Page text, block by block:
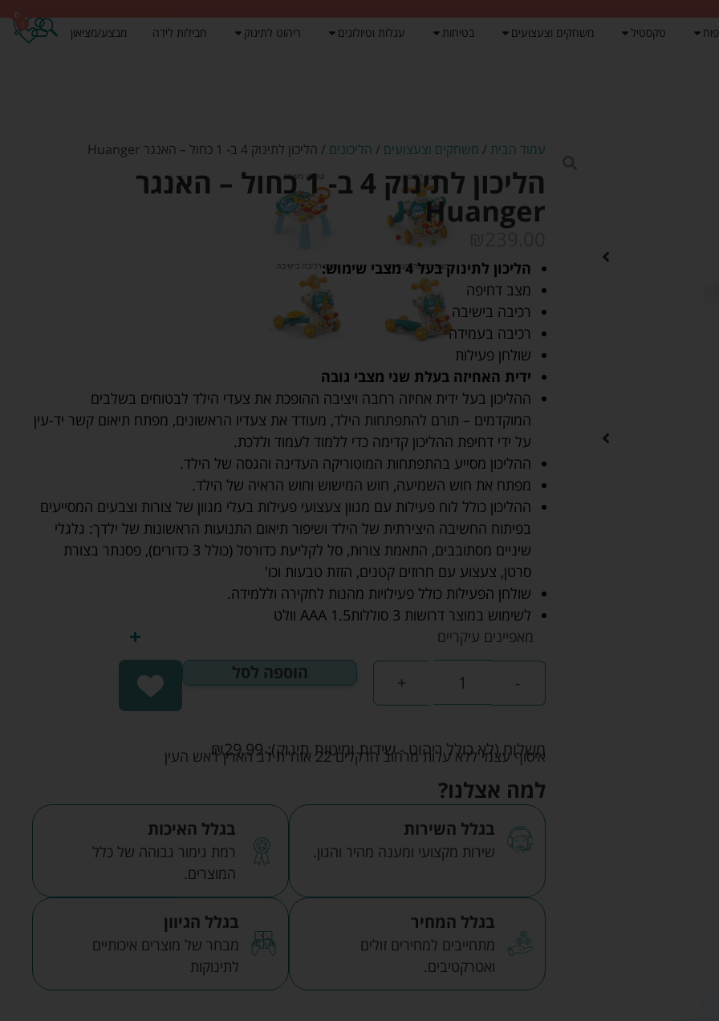
טקסטיל משחקים וצעצועים בטיחות עגלות וטיולונים ריהוט לתינוק חבילות לידה מבצע/מציאון
0
עמוד הבית / משחקים וצעצועים / הליכונים / הליכון לתינוק 4 ב- 1 כחול – האנגר Huanger
הליכון לתינוק 4 ב- 1 כחול – האנגר
Huanger
הליכון לתינוק בעל 4 מצבי שימוש:
מצב דחיפה
רכיבה בישיבה
רכיבה בעמידה
שולחן פעילות
ידית האחיזה בעלת שני מצבי גובה
ההליכון בעל ידית אחיזה רחבה ויציבה ההופכת את צעדי הילד לבטוחים בשלבים
המוקדמים – תורם להתפתחות הילד, מעודד את צעדיו הראשונים, מפתח תיאום קשר יד-עין
על ידי דחיפת ההליכון קדימה כדי ללמוד לעמוד וללכת.
ההליכון מסייע בהתפתחות המוטוריקה העדינה והגסה של הילד.
מפתח את חוש השמיעה, חוש המישוש וחוש הראיה של הילד.
ההליכון כולל לוח פעילות עם מגוון צעצועי פעילות בעלי מגוון של צורות וצבעים המסייעים
בפיתוח החשיבה היצירתית של הילד ושיפור תיאום התנועות הראשונות של ילדך: גלגלי
שיניים מסתובבים, התאמת צורות, סל לקליעת כדורסל (כולל 3 כדורים), פסנתר בצורת
סרטן, צעצוע עם חרוזים קטנים, הזזת טבעות וכו'
שולחן הפעילות כולל פעילויות מהנות לחקירה וללמידה.
לשימוש במוצר דרושות 3 סוללותAAA 1.5 וולט
מאפיינים עיקריים
-
+ הוספה לסל
משלוח (לא כולל ריהוט - שידות ומיטות תינוק): ₪29.99 איסוף עצמי ללא עלות מרחוב הדקלים 22 אזה"ת לב הארץ ראש העין
למה אצלנו?
בגלל השירות
שירות מקצועי ומענה מהיר והגון.
בגלל האיכות
רמת גימור גבוהה של כלל
המוצרים.
בגלל המחיר
מתחייבים למחירים זולים
ואטרקטיבים.
בגלל הגיוון
מבחר של מוצרים איכותיים
לתינוקות